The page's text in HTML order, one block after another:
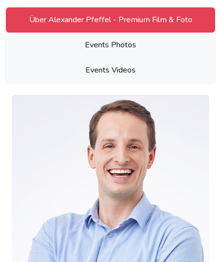
Über Alexander Pfeffel - Premium Film & Foto
Events Photos
Events Videos